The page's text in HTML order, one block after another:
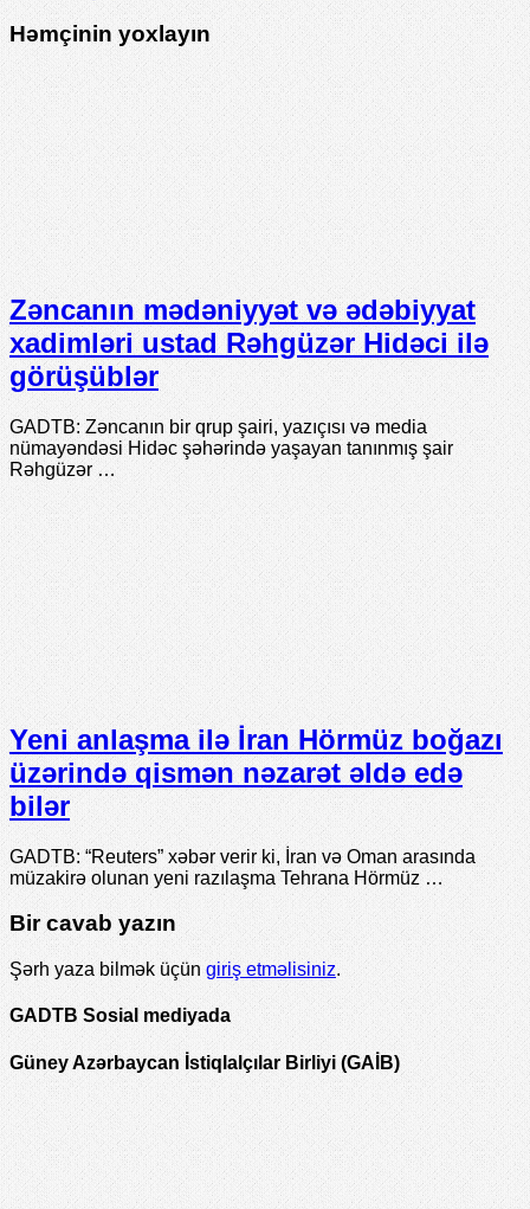
Həmçinin yoxlayın
Zəncanın mədəniyyət və ədəbiyyat
xadimləri ustad Rəhgüzər Hidəci ilə
görüşüblər
GADTB: Zəncanın bir qrup şairi, yazıçısı və media
nümayəndəsi Hidəc şəhərində yaşayan tanınmış şair
Rəhgüzər …
Yeni anlaşma ilə İran Hörmüz boğazı
üzərində qismən nəzarət əldə edə
bilər
GADTB: “Reuters” xəbər verir ki, İran və Oman arasında
müzakirə olunan yeni razılaşma Tehrana Hörmüz …
Bir cavab yazın
Şərh yaza bilmək üçün giriş etməlisiniz.
GADTB Sosial mediyada
Güney Azərbaycan İstiqlalçılar Birliyi (GAİB)